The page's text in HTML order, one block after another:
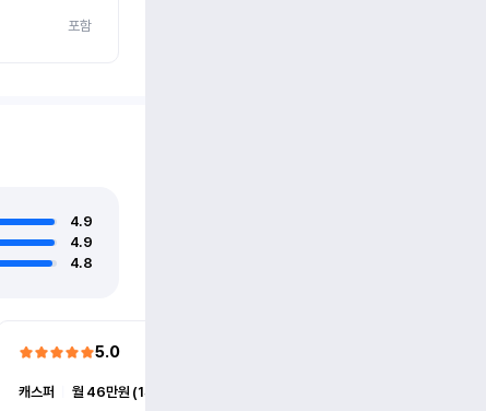
포함
4.9
4.9
4.8
5.0
캐스퍼
월 46만원 (1개월)